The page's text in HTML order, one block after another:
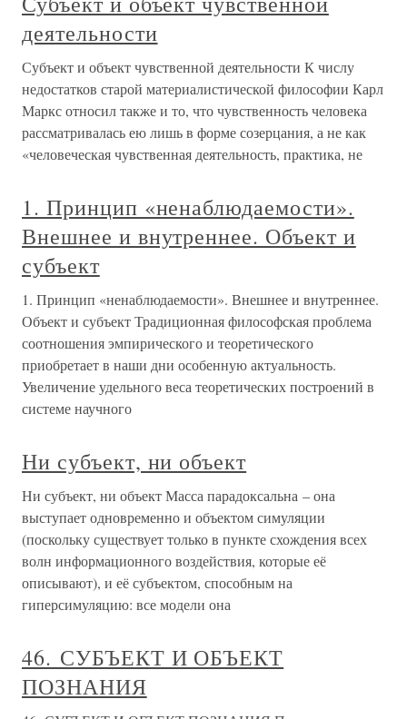
деятельности
Субъект и объект чувственной деятельности К числу
недостатков старой материалистической философии Карл
Маркс относил также и то, что чувственность человека
рассматривалась ею лишь в форме созерцания, а не как
«человеческая чувственная деятельность, практика, не
1. Принцип «ненаблюдаемости».
Внешнее и внутреннее. Объект и
субъект
1. Принцип «ненаблюдаемости». Внешнее и внутреннее.
Объект и субъект Традиционная философская проблема
соотношения эмпирического и теоретического
приобретает в наши дни особенную актуальность.
Увеличение удельного веса теоретических построений в
системе научного
Ни субъект, ни объект
Ни субъект, ни объект Масса парадоксальна – она
выступает одновременно и объектом симуляции
(поскольку существует только в пункте схождения всех
волн информационного воздействия, которые её
описывают), и её субъектом, способным на
гиперсимуляцию: все модели она
46. СУБЪЕКТ И ОБЪЕКТ
ПОЗНАНИЯ